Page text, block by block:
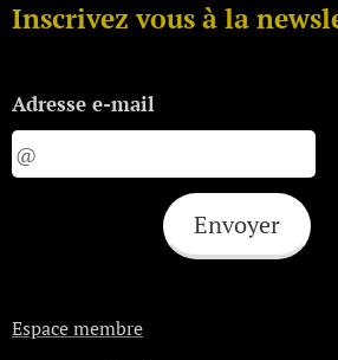
Inscrivez vous à la
Adresse e-mail
Envoyer
Espace membre